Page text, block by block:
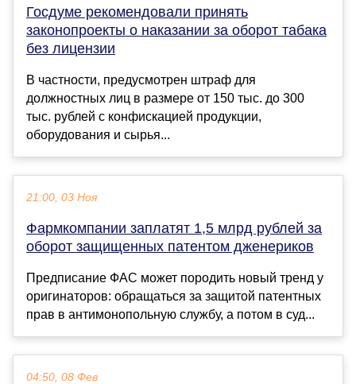
Госдуме рекомендовали принять
законопроекты о наказании за оборот табака
без лицензии
В частности, предусмотрен штраф для
должностных лиц в размере от 150 тыс. до 300
тыс. рублей с конфискацией продукции,
оборудования и сырья...
21:00, 03 Ноя
Фармкомпании заплатят 1,5 млрд рублей за
оборот защищенных патентом дженериков
Предписание ФАС может породить новый тренд у
оригинаторов: обращаться за защитой патентных
прав в антимонопольную службу, а потом в суд...
04:50, 08 Фев